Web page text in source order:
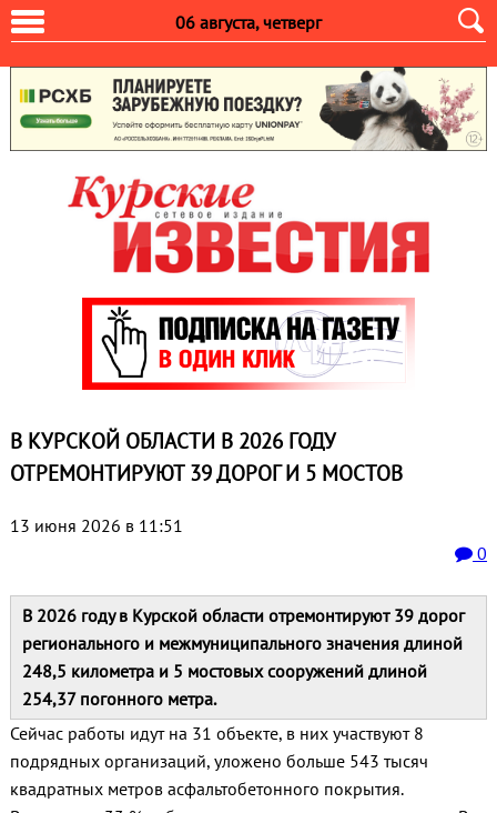
06 августа, четверг
В КУРСКОЙ ОБЛАСТИ В 2026 ГОДУ
ОТРЕМОНТИРУЮТ 39 ДОРОГ И 5 МОСТОВ
13 июня 2026 в 11:51
0
В 2026 году в Курской области отремонтируют 39 дорог
регионального и межмуниципального значения длиной
248,5 километра и 5 мостовых сооружений длиной
254,37 погонного метра.
Сейчас работы идут на 31 объекте, в них участвуют 8
подрядных организаций, уложено больше 543 тысяч
квадратных метров асфальтобетонного покрытия.